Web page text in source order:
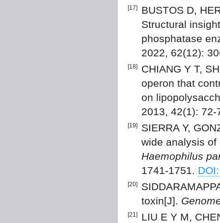
[17]
BUSTOS D,
Structural
phosphatase
2022, 62(12):
[18]
CHIANG Y T,
operon that
on
2013, 42(1):
[19]
SIERRA Y,
wide analysis
Haemophilus
1741-1751.
[20]
toxin[J].
[21]
LIU E Y M,